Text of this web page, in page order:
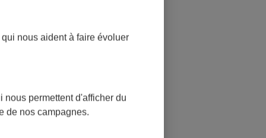
nous aident à faire évoluer
nous permettent d'afficher du
de nos campagnes.